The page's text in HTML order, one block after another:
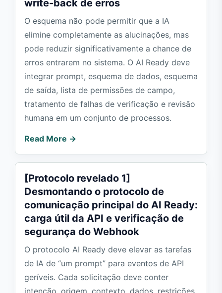
write-back de erros
O esquema não pode permitir que a IA
elimine completamente as alucinações, mas
pode reduzir significativamente a chance de
erros entrarem no sistema. O AI Ready deve
integrar prompt, esquema de dados, esquema
de saída, lista de permissões de campo,
tratamento de falhas de verificação e revisão
humana em um conjunto de processos.
Read More →
[Protocolo revelado 1]
Desmontando o protocolo de
comunicação principal do AI Ready:
carga útil da API e verificação de
segurança do Webhook
O protocolo AI Ready deve elevar as tarefas
de IA de “um prompt” para eventos de API
geríveis. Cada solicitação deve conter
intenção, origem, contexto, dados, restrições